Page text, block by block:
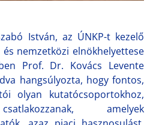
István, az ÚNKP-t kezelő
nemzetközi elnökhelyettese
Prof. Dr. Kovács Levente
hangsúlyozta, hogy fontos,
olyan kutatócsoportokhoz,
amelyek